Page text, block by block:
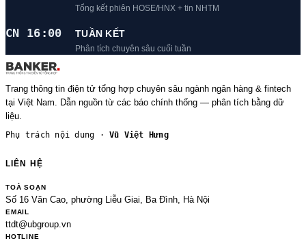
Tổng kết phiên HOSE/HNX + tin NHTM
CN 16:00 TUẦN KẾT
Phân tích chuyên sâu cuối tuần
Trang thông tin điện tử tổng hợp chuyên sâu ngành ngân hàng & fintech
tại Việt Nam. Dẫn nguồn từ các báo chính thống — phân tích bằng dữ
liệu.
Phụ trách nội dung ·Vũ Việt Hưng
LIÊN HỆ
TOÀ SOẠN
Số 16 Văn Cao, phường Liễu Giai, Ba Đình, Hà Nội
EMAIL
ttdt@ubgroup.vn
HOTLINE